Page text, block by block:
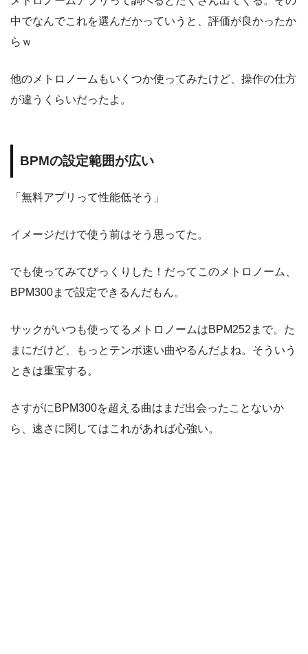
中でなんでこれを選んだかっていうと、評価が良かったか
らｗ
他のメトロノームもいくつか使ってみたけど、操作の仕方
が違うくらいだったよ。
BPMの設定範囲が広い
「無料アプリって性能低そう」
イメージだけで使う前はそう思ってた。
でも使ってみてびっくりした！だってこのメトロノーム、
BPM300まで設定できるんだもん。
サックがいつも使ってるメトロノームはBPM252まで。た
まにだけど、もっとテンポ速い曲やるんだよね。そういう
ときは重宝する。
さすがにBPM300を超える曲はまだ出会ったことないか
ら、速さに関してはこれがあれば心強い。